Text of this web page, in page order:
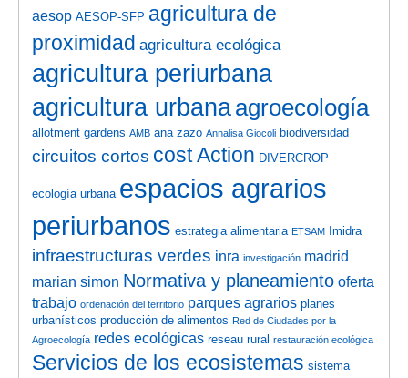
aesop AESOP-SFP agricultura de
proximidad agricultura ecológica
agricultura periurbana
agricultura urbanaagroecología
allotment gardens AMB ana zazo Annalisa Giocoli biodiversidad
circuitos cortos cost Action DIVERCROP
ecología urbana espacios agrarios
periurbanos estrategia alimentaria ETSAM Imidra
infraestructuras verdes inra investigación madrid
marian simon Normativa y planeamiento oferta
trabajo ordenación del territorio parques agrarios planes
urbanísticos producción de alimentos Red de Ciudades por la
Agroecología redes ecológicas reseau rural restauración ecológica
Servicios de los ecosistemas sistema